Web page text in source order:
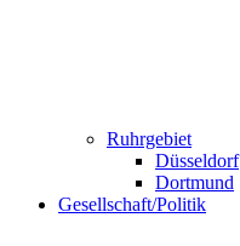
Ruhrgebiet
Düsseldorf
Dortmund
Gesellschaft/Politik